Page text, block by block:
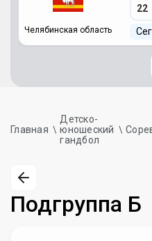
Челябинская область
22
Главная
Детско-
юношеский
гандбол
Подгруппа Б